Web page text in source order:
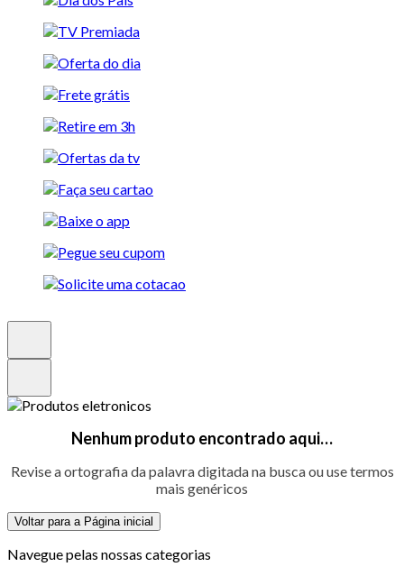
Nenhum produto encontrado aqui…
Revise a ortografia da palavra digitada na busca ou use termos
mais genéricos
Voltar para a Página inicial
Navegue pelas nossas categorias